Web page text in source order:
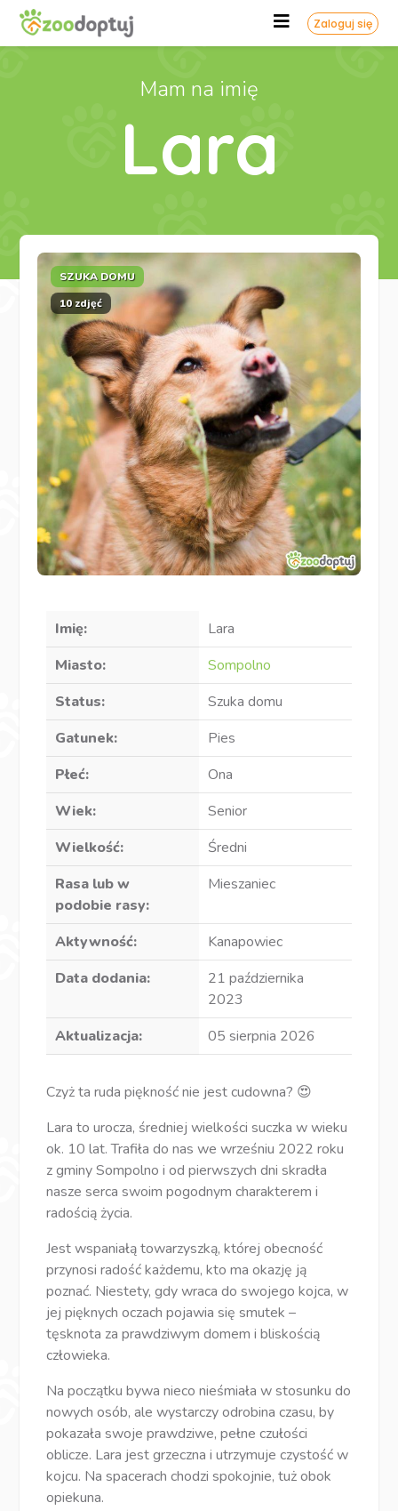
Zaloguj się
Mam na imię
Lara
SZUKA DOMU
10 zdjęć
Imię:
Lara
Miasto:
Sompolno
Status:
Szuka domu
Gatunek:
Pies
Płeć:
Ona
Wiek:
Senior
Wielkość:
Średni
Rasa lub w
podobie rasy:
Mieszaniec
Aktywność:
Kanapowiec
Data dodania:
21 października
2023
Aktualizacja:
05 sierpnia 2026
Czyż ta ruda piękność nie jest cudowna? 😍
Lara to urocza, średniej wielkości suczka w wieku
ok. 10 lat. Trafiła do nas we wrześniu 2022 roku
z gminy Sompolno i od pierwszych dni skradła
nasze serca swoim pogodnym charakterem i
radością życia.
Jest wspaniałą towarzyszką, której obecność
przynosi radość każdemu, kto ma okazję ją
poznać. Niestety, gdy wraca do swojego kojca, w
jej pięknych oczach pojawia się smutek –
tęsknota za prawdziwym domem i bliskością
człowieka.
Na początku bywa nieco nieśmiała w stosunku do
nowych osób, ale wystarczy odrobina czasu, by
pokazała swoje prawdziwe, pełne czułości
oblicze. Lara jest grzeczna i utrzymuje czystość w
kojcu. Na spacerach chodzi spokojnie, tuż obok
opiekuna.